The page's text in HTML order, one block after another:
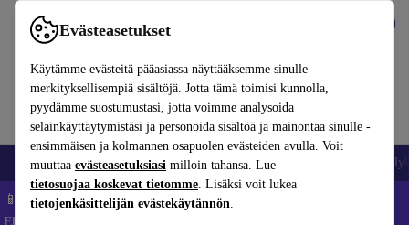
Evästeasetukset
Käytämme evästeitä pääasiassa näyttääksemme sinulle
merkityksellisempiä sisältöjä. Jotta tämä toimisi kunnolla,
pyydämme suostumustasi, jotta voimme analysoida
selainkäyttäytymistäsi ja personoida sisältöä ja mainontaa sinulle -
ensimmäisen ja kolmannen osapuolen evästeiden avulla. Voit
muuttaa evästeasetuksiasi milloin tahansa. Lue
tietosuojaa koskevat tietomme. Lisäksi voit lukea
tietojenkäsittelijän evästekäytännön.
Käytä refurbed-palvelua nopeasti ja helposti
Matkapuhelimet ja älypuhelimet Kannettavat tietokoneet
📱 Säästä 5 % LISÄÄ iPhoneista – Koodi: IPHONEDEAL –
Ehdot ja säännöt